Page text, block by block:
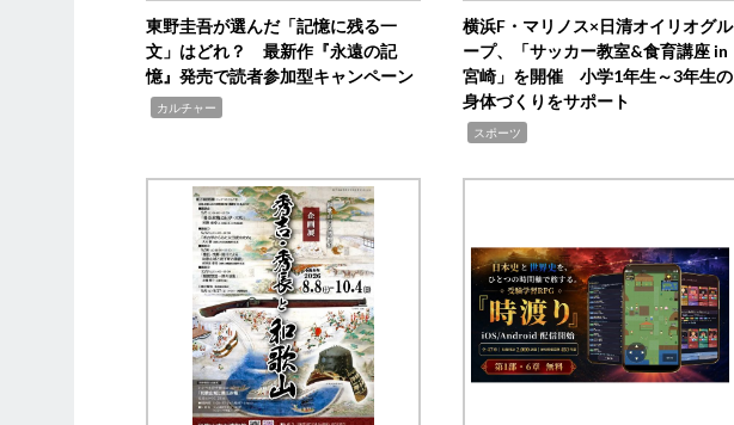
東野圭吾が選んだ「記憶に残る一
文」はどれ？ 最新作『永遠の記
憶』発売で読者参加型キャンペーン
カルチャー
横浜F・マリノス×日清オイリオグル
ープ、「サッカー教室&食育講座 in
宮崎」を開催 小学1年生～3年生の
身体づくりをサポート
スポーツ